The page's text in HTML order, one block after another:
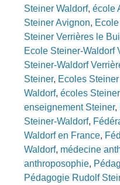
Steiner Waldorf,école
Steiner Avignon,
Steiner Verrières le
Ecole Steiner-Waldorf
Steiner-Waldorf
Steiner, Ecoles
Waldorf,écoles
enseignement Steiner,
Steiner-Waldorf,
Waldorf en France,
Waldorf, médecine
anthroposophie,
Pédagogie Rudolf